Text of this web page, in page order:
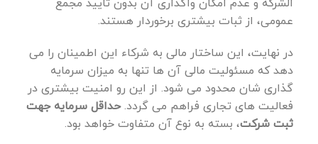
عمومی، از ثبات بیشتری برخوردار هستند.
در نهایت، این ساختار مالی به شرکاء این اطمینان را می‌
دهد که مسئولیت مالی آن ها تنها به میزان سرمایه
‌گذاری ‌شان محدود می‌ شود. از این رو امنیت بیشتری در
فعالیت‌ های تجاری فراهم می گردد.حداقل سرمایه جهت
ثبت شرکت، بسته به نوع آن متفاوت خواهد بود.